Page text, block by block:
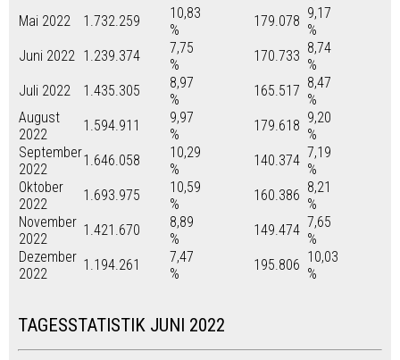
Mai 2022
1.732.259
10,83
%
179.078 9,17
%
Juni 2022 1.239.374
7,75
%
170.733 8,74
%
Juli 2022
1.435.305
8,97
%
165.517 8,47
%
August
2022
1.594.911
9,97
%
179.618 9,20
%
September
2022
1.646.058
10,29
%
140.374 7,19
%
Oktober
2022
1.693.975
10,59
%
160.386 8,21
%
November
2022
1.421.670
8,89
%
149.474 7,65
%
Dezember
2022
1.194.261
7,47
%
195.806 10,03
%
TAGESSTATISTIK JUNI 2022